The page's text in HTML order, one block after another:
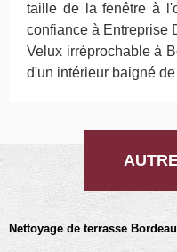
taille de la fenêtre à
confiance à Entreprise
Velux irréprochable à
d'un intérieur baigné
Nettoyage de terrasse